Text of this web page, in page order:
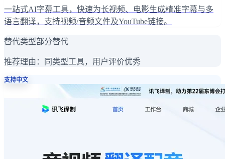
一站式AI字幕工具，快速为长视频、电影生成精准字幕与多
语言翻译，支持视频/音频文件及YouTube链接。
替代类型部分替代
推荐理由： 同类型工具，用户评价优秀
支持中文